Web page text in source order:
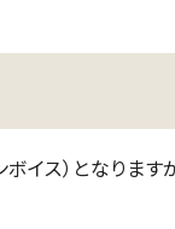
イス）となりま